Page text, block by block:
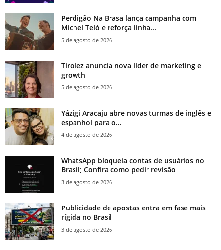
Perdigão Na Brasa lança campanha com
Michel Teló e reforça linha...
5 de agosto de 2026
Tirolez anuncia nova líder de marketing e
growth
5 de agosto de 2026
Yázigi Aracaju abre novas turmas de inglês e
espanhol para o...
4 de agosto de 2026
WhatsApp bloqueia contas de usuários no
Brasil; Confira como pedir revisão
3 de agosto de 2026
Publicidade de apostas entra em fase mais
rígida no Brasil
3 de agosto de 2026